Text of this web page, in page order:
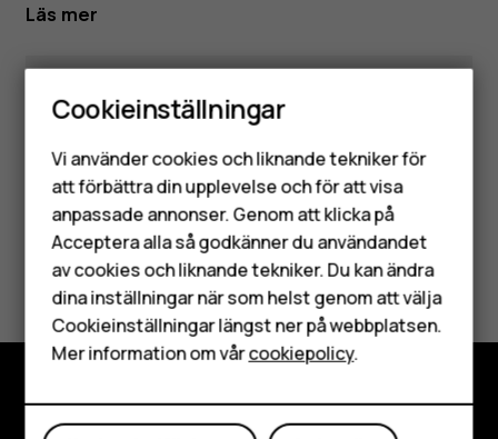
Smartphones
Mobiltelefoner
Tillbehör
HMD Terra M
Surfplattor
Läs mer
Letar du efter Nokia-
telefonaccessoarer?
Hitta produktinformation om Nokia-
telefonaccessoarer här.
Ta en titt
Vill du få de senaste
Cookieinställningar
Vi använder cookies och liknande tekniker för
att förbättra din upplevelse och för att visa
anpassade annonser. Genom att klicka på
Acceptera alla så godkänner du användandet
av cookies och liknande tekniker. Du kan ändra
dina inställningar när som helst genom att välja
Cookieinställningar längst ner på webbplatsen.
Mer information om vårcookiepolicy.